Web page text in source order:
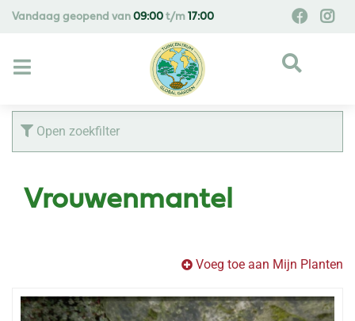
Vandaag geopend van 09:00 t/m 17:00
Open zoekfilter
Vrouwenmantel
Voeg toe aan Mijn Planten